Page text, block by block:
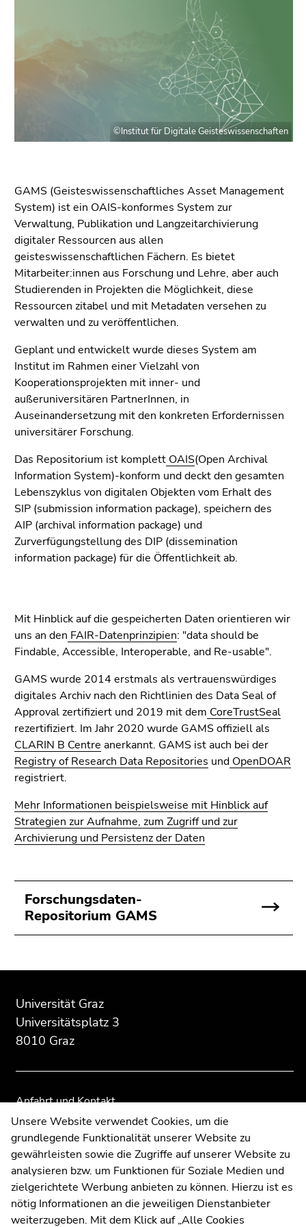
Zum
Zur
Hauptnavigation
(Zugriffstaste
3)
Zur
Unternavigation
(Zugriffstaste
4)
Zu
den
Zusatzinformationen
(Zugriffstaste
5)
Zu
den
(Benutzer/Sprache)
(Zugriffstaste
8)
Zur
Suche
(Zugriffstaste
9)
GAMS (Geisteswissenschaftliches Asset Management
System) ist ein OAIS-konformes System zur
Verwaltung, Publikation und Langzeitarchivierung
digitaler Ressourcen aus allen
geisteswissenschaftlichen Fächern. Es bietet
Mitarbeiter:innen aus Forschung und Lehre, aber auch
Studierenden in Projekten die Möglichkeit, diese
Ressourcen zitabel und mit Metadaten versehen zu
verwalten und zu veröffentlichen.
Geplant und entwickelt wurde dieses System am
Institut im Rahmen einer Vielzahl von
Kooperationsprojekten mit inner- und
außeruniversitären PartnerInnen, in
Auseinandersetzung mit den konkreten Erfordernissen
universitärer Forschung.
Das Repositorium ist komplett OAIS(Open Archival
Information System)-konform und deckt den gesamten
Lebenszyklus von digitalen Objekten vom Erhalt des
SIP (submission information package), speichern des
AIP (archival information package) und
Zurverfügungstellung des DIP (dissemination
information package) für die Öffentlichkeit ab.
©Institut für Digitale Geisteswissenschaften
Mit Hinblick auf die gespeicherten Daten orientieren wir
uns an den FAIR-Datenprinzipien: "data should be
Findable, Accessible, Interoperable, and Re-usable".
GAMS wurde 2014 erstmals als vertrauenswürdiges
digitales Archiv nach den Richtlinien des Data Seal of
Approval zertifiziert und 2019 mit dem CoreTrustSeal
rezertifiziert. Im Jahr 2020 wurde GAMS offiziell als
CLARIN B Centre anerkannt. GAMS ist auch bei der
Registry of Research Data Repositories und OpenDOAR
registriert.
Mehr Informationen beispielsweise mit Hinblick auf
Strategien zur Aufnahme, zum Zugriff und zur
Archivierung und Persistenz der Daten
Forschungsdaten-
Repositorium GAMS
Seitenbereichs:
Zusatzinformationen:
Universität Graz
Universitätsplatz 3
8010 Graz
Anfahrt und Kontakt
Kommunikation und Öffentlichkeitsarbeit
Moodle
UNIGRAZonline
Impressum
Datenschutzerklärung
Cookie-Einstellungen
Seitenbereichs.
Übersicht
Seitenbereiche
Seitenbereichs.
Übersicht
Seitenbereiche
Unsere Website verwendet Cookies, um die
grundlegende Funktionalität unserer Website zu
gewährleisten sowie die Zugriffe auf unserer Website zu
analysieren bzw. um Funktionen für Soziale Medien und
zielgerichtete Werbung anbieten zu können. Hierzu ist es
nötig Informationen an die jeweiligen Dienstanbieter
weiterzugeben. Mit dem Klick auf „Alle Cookies